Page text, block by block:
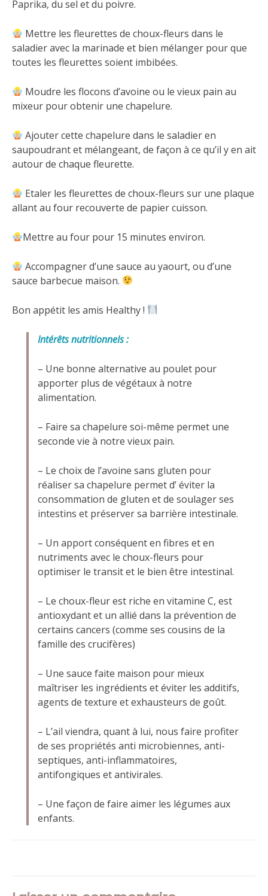
Paprika, du sel et du poivre.
Mettre les fleurettes de choux-fleurs dans le
saladier avec la marinade et bien mélanger pour que
toutes les fleurettes soient imbibées.
Moudre les flocons d’avoine ou le vieux pain au
mixeur pour obtenir une chapelure.
Ajouter cette chapelure dans le saladier en
saupoudrant et mélangeant, de façon à ce qu’il y en ait
autour de chaque fleurette.
Etaler les fleurettes de choux-fleurs sur une plaque
allant au four recouverte de papier cuisson.
Mettre au four pour 15 minutes environ.
Accompagner d’une sauce au yaourt, ou d’une
sauce barbecue maison.
Bon appétit les amis Healthy !
Intérêts nutritionnels :
– Une bonne alternative au poulet pour
apporter plus de végétaux à notre
alimentation.
– Faire sa chapelure soi-même permet une
seconde vie à notre vieux pain.
– Le choix de l’avoine sans gluten pour
réaliser sa chapelure permet d’ éviter la
consommation de gluten et de soulager ses
intestins et préserver sa barrière intestinale.
– Un apport conséquent en fibres et en
nutriments avec le choux-fleurs pour
optimiser le transit et le bien être intestinal.
– Le choux-fleur est riche en vitamine C, est
antioxydant et un allié dans la prévention de
certains cancers (comme ses cousins de la
famille des crucifères)
– Une sauce faite maison pour mieux
maîtriser les ingrédients et éviter les additifs,
agents de texture et exhausteurs de goût.
– L’ail viendra, quant à lui, nous faire profiter
de ses propriétés anti microbiennes, anti-
septiques, anti-inflammatoires,
antifongiques et antivirales.
– Une façon de faire aimer les légumes aux
enfants.